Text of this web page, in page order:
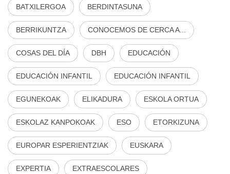
BATXILERGOA BERDINTASUNA
BERRIKUNTZA CONOCEMOS DE CERCA A...
COSAS DEL DÍA DBH EDUCACIÓN
EDUCACIÓN INFANTIL EDUCACIÓN INFANTIL
EGUNEKOAK ELIKADURA ESKOLA ORTUA
ESKOLAZ KANPOKOAK ESO ETORKIZUNA
EUROPAR ESPERIENTZIAK EUSKARA
EXPERTIA EXTRAESCOLARES